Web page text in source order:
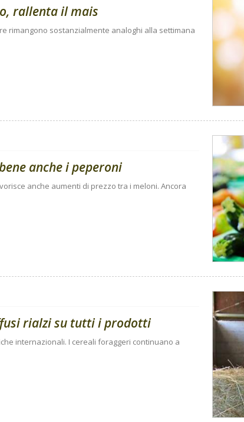
rallenta il mais
rimangono sostanzialmente analoghi alla settimana
anche i peperoni
anche aumenti di prezzo tra i meloni. Ancora
rialzi su tutti i prodotti
internazionali. I cereali foraggeri continuano a